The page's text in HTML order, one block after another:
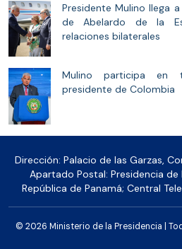
Presidente Mulino llega
de Abelardo de la
relaciones bilaterales
Mulino participa en
presidente de Colombia
Dirección: Palacio de las Garzas,
Apartado Postal: Presidencia de
República de Panamá; Central
© 2026 Ministerio de la Presidencia |